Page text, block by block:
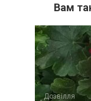
Вам
Дозвілля